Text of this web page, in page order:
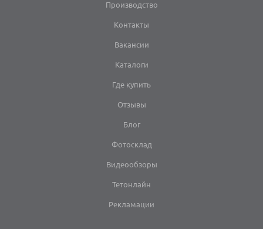
Производство
Контакты
Вакансии
Каталоги
Где купить
Отзывы
Блог
Фотосклад
Видеообзоры
Тетонлайн
Рекламации